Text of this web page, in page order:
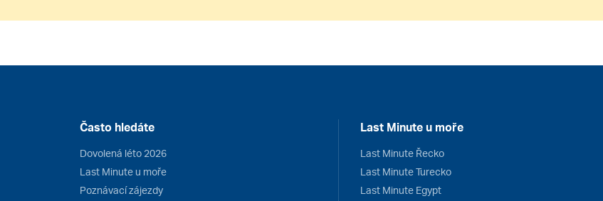
Často hledáte
Dovolená léto 2026
Last Minute u moře
Poznávací zájezdy
Last Minute u moře
Last Minute Řecko
Last Minute Turecko
Last Minute Egypt